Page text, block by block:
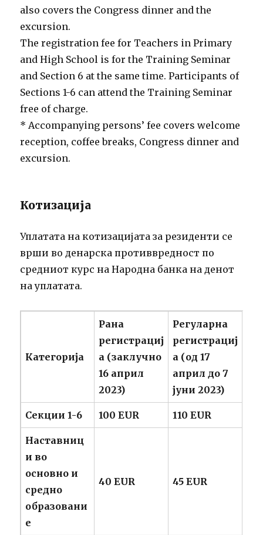
also covers the Congress dinner and the
excursion.
The registration fee for Teachers in Primary
and High School is for the Training Seminar
and Section 6 at the same time. Participants of
Sections 1-6 can attend the Training Seminar
free of charge.
* Accompanying persons’ fee covers welcome
reception, coffee breaks, Congress dinner and
excursion.
Котизација
Уплатата на котизацијата за резиденти се
врши во денарска противвредност по
средниот курс на Народна банка на денот
на уплатата.
Категорија
Рана
регистрациј
а (заклучно
16 април
2023)
Регуларна
регистрациј
а (од 17
април до 7
јуни 2023)
Секции 1-6 100 EUR 110 EUR
Наставниц
и во
основно и
средно
образовани
е
40 EUR 45 EUR